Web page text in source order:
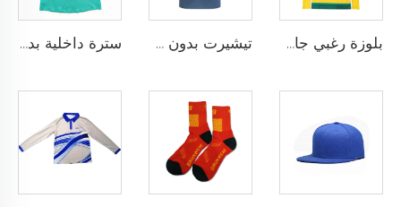
بلوزة رغبي جافة سريعة مصممة لفريق المدرسة، بلوزة رغبي بقماش أداء يسحب الرطوبة مع تخصيص بالتحميص تيشيرت بدون خياطة مصمم كقميص رياضي خالٍ من الاحتكاك لتحقيق أقصى درجات الراحة والأداء سترة داخلية بدون خياطة مع بنية شريط ملصوق حراريًا ومقاس نحيف خالٍ من الاحتكاك حسب الطلب لتجربة رياضية فائقة بدون أي إلهاء